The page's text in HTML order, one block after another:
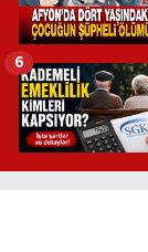
6